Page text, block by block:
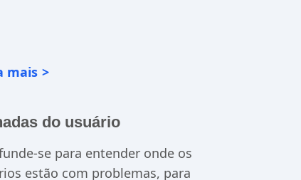
mais
do usuário
se para entender onde os
estão com problemas, para